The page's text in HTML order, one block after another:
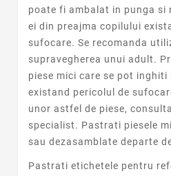
poate fi ambalat in punga si
ei din preajma copilului
sufocare. Se recomanda
supravegherea unui adult.
piese mici care se pot inghiti
existand pericolul de
unor astfel de piese,
specialist. Pastrati piesele
sau dezasamblate departe
Pastrati etichetele pentru